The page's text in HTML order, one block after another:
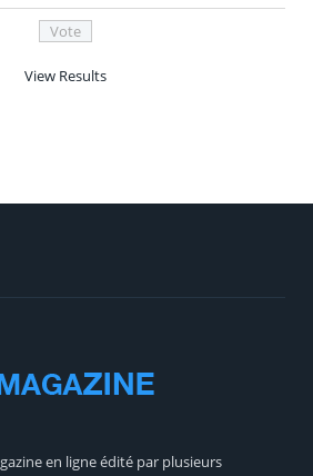
View Results
en ligne édité par plusieurs